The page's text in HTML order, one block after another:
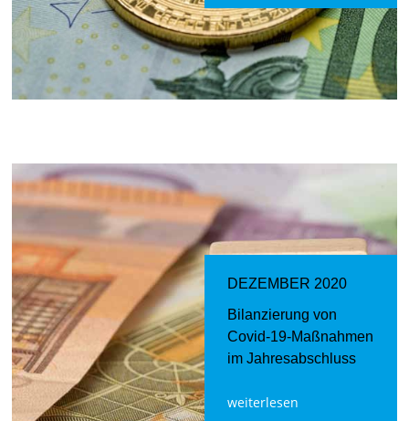
DEZEMBER 2020
Bilanzierung von
Covid-19-Maßnahmen
im Jahresabschluss
weiterlesen